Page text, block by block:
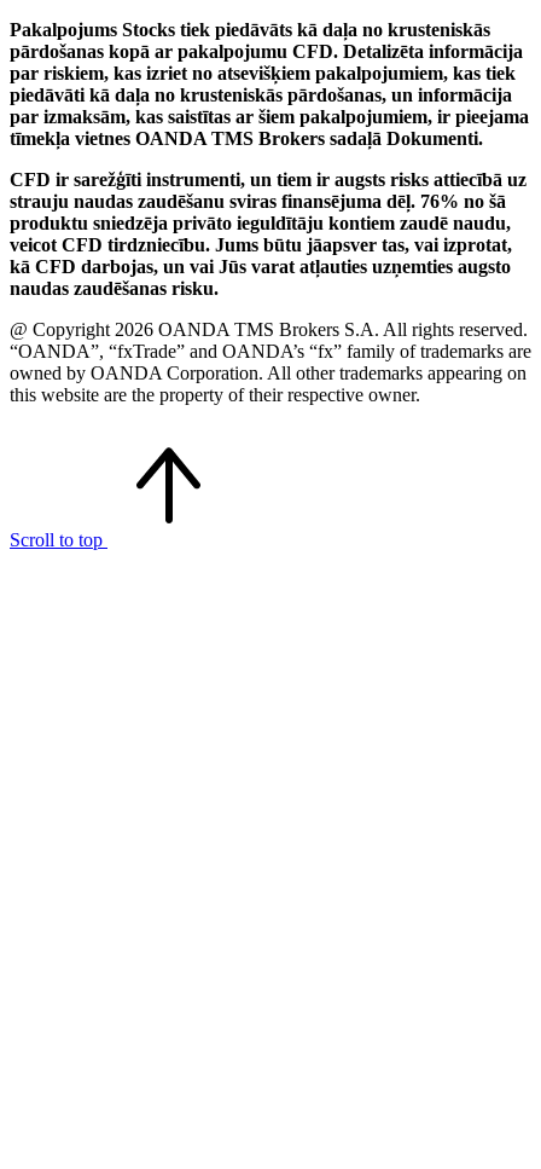
Pakalpojums Stocks tiek piedāvāts kā daļa no krusteniskās
pārdošanas kopā ar pakalpojumu CFD. Detalizēta informācija
par riskiem, kas izriet no atsevišķiem pakalpojumiem, kas tiek
piedāvāti kā daļa no krusteniskās pārdošanas, un informācija
par izmaksām, kas saistītas ar šiem pakalpojumiem, ir pieejama
tīmekļa vietnes OANDA TMS Brokers sadaļā Dokumenti.
CFD ir sarežģīti instrumenti, un tiem ir augsts risks attiecībā uz
strauju naudas zaudēšanu sviras finansējuma dēļ. 76% no šā
produktu sniedzēja privāto ieguldītāju kontiem zaudē naudu,
veicot CFD tirdzniecību. Jums būtu jāapsver tas, vai izprotat,
kā CFD darbojas, un vai Jūs varat atļauties uzņemties augsto
naudas zaudēšanas risku.
@ Copyright 2026 OANDA TMS Brokers S.A. All rights reserved.
“OANDA”, “fxTrade” and OANDA’s “fx” family of trademarks are
owned by OANDA Corporation. All other trademarks appearing on
this website are the property of their respective owner.
Scroll to top